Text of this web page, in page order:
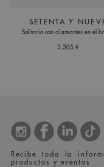
SETENTA Y
Solitario con diamantes en el
3.305 €
Recibe toda la
productos y eventos